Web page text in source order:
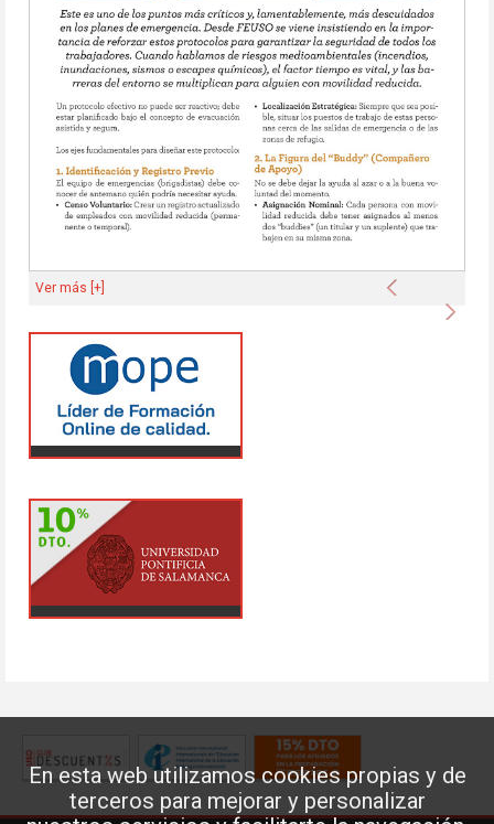
En esta web utilizamos cookies propias y de
terceros para mejorar y personalizar
Anterior
Ver más [+]